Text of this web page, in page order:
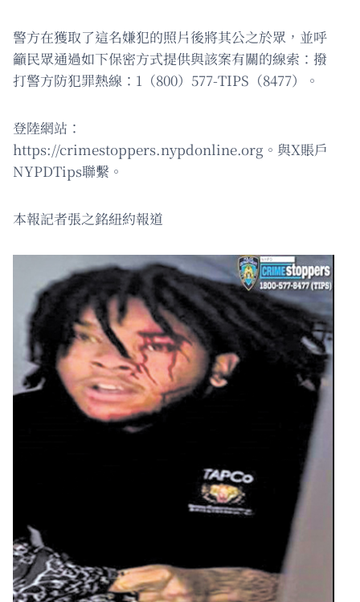
警方在獲取了這名嫌犯的照片後將其公之於眾，並呼
籲民眾通過如下保密方式提供與該案有關的線索：撥
打警方防犯罪熱線：1（800）577-TIPS（8477）。
登陸網站：
https://crimestoppers.nypdonline.org。與X賬戶
NYPDTips聯繫。
本報記者張之銘紐約報道